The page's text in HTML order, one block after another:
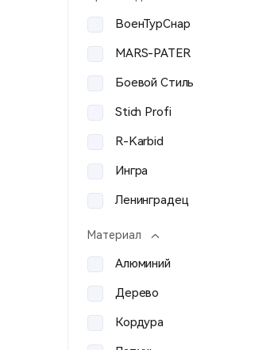
ВоенТурСнар
MARS-PATER
Боевой Стиль
Stich Profi
R-Karbid
Ингра
Ленинградец
Bolle
Veber
Азот
Техинком
9х39
Материал
Алюминий
Дерево
Кордура